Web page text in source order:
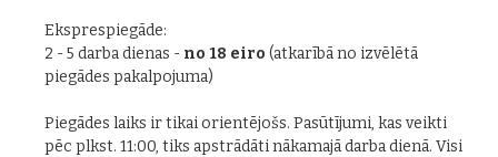
Eksprespiegāde:
2 - 5 darba dienas - no 18 eiro (atkarībā no izvēlētā
piegādes pakalpojuma)
Piegādes laiks ir tikai orientējošs. Pasūtījumi, kas veikti
pēc plkst. 11:00, tiks apstrādāti nākamajā darba dienā. Visi